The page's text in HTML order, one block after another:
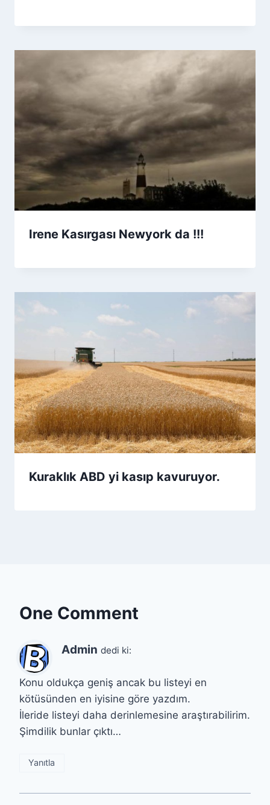
Irene Kasırgası Newyork da !!!
Kuraklık ABD yi kasıp kavuruyor.
One Comment
Admin dedi ki:
Konu oldukça geniş ancak bu listeyi en
kötüsünden en iyisine göre yazdım.
İleride listeyi daha derinlemesine araştırabilirim.
Şimdilik bunlar çıktı…
Yanıtla